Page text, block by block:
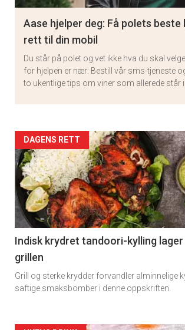
Aase hjelper deg: Få polets beste
rett til din mobil
Du står på polet og vet ikke hva du skal
for hjelpen er nær: Bestill vår sms-tjeneste
to ukentlige tips om viner som allerede står i
Artikler
detail
-
section
11
DAGENS RETT
Indisk krydret tandoori-kylling lager
grillen
Grill og sterke krydder forvandler alminnelige
saftige smaksbomber i denne oppskriften.